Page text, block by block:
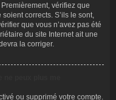
vérifiez que
corrects. S’ils le sont,
que vous n’avez pas été
du site Internet ait une
la corriger.
ou supprimé votre compte.